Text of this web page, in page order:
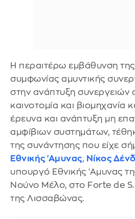
Η περαιτέρω εμβάθυνση
συμφωνίας αμυντικής
στην ανάπτυξη συνεργειών
καινοτομία και βιομηχανία
έρευνα και ανάπτυξη μη
αμφίβιων συστημάτων,
της συνάντησης που είχε
Εθνικής 'Αμυνας, Νίκος
υπουργό Εθνικής 'Αμυνας
Νούνο Μέλο, στο Forte de
της Λισσαβώνας.